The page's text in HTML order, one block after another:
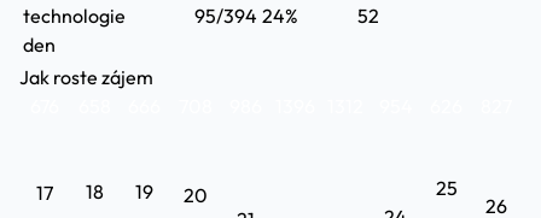
technologie
den
95/394 24% 52
Jak roste zájem
17 18 19 20 25
26